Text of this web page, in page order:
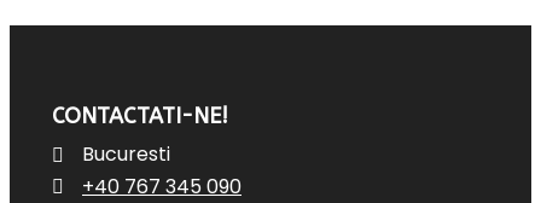
CONTACTATI-NE!
Bucuresti
+40 767 345 090